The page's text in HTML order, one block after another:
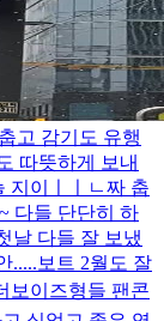
고 감기도 유행
따뜻하게 보내
지이ㅣㅣㄴ짜 춥
다들 단단히 하
날 다들 잘 보냈
..... 보트 2월도 잘
보이즈형들 팬콘